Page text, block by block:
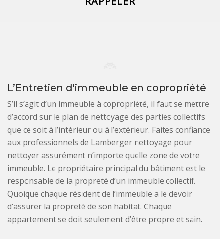
L’Entretien d'immeuble en copropriété
S’il s’agit d’un immeuble à copropriété, il faut se mettre
d’accord sur le plan de nettoyage des parties collectifs
que ce soit à l’intérieur ou à l’extérieur. Faites confiance
aux professionnels de Lamberger nettoyage pour
nettoyer assurément n’importe quelle zone de votre
immeuble. Le propriétaire principal du bâtiment est le
responsable de la propreté d’un immeuble collectif.
Quoique chaque résident de l’immeuble a le devoir
d’assurer la propreté de son habitat. Chaque
appartement se doit seulement d’être propre et sain.